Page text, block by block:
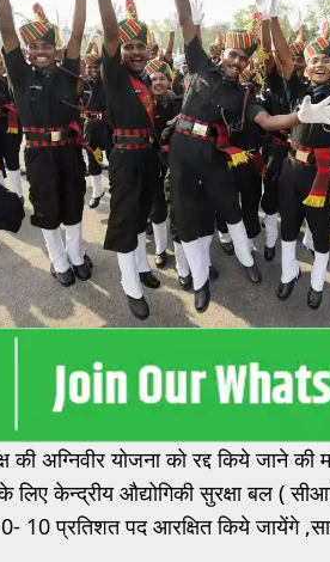
की अग्निवीर योजना को रद्द किये जाने
के लिए केन्द्रीय औद्योगिकी सुरक्षा बल (
10 प्रतिशत पद आरक्षित किये जायेंगे